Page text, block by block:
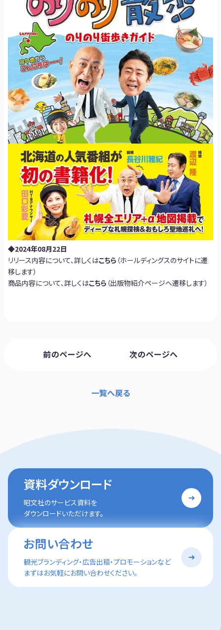
◆2024年08月22日
リリース内容について、詳しくはこちら （ホールディングスのサイトに遷
移します）
商品内容について、詳しくはこちら （出版物紹介ページへ遷移します）
前のページへ 次のページへ
一覧へ戻る
資料ダウンロード
昭文社のサービス資料を
ダウンロードいただけます。
お問い合わせ
観光ブランディング・広告出稿・プロモーションなど
まずはお気軽にお問い合わせください。